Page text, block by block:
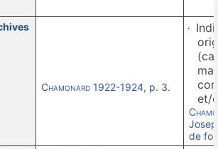
Chamonard1922-1924, p. 3.
·
et/
de